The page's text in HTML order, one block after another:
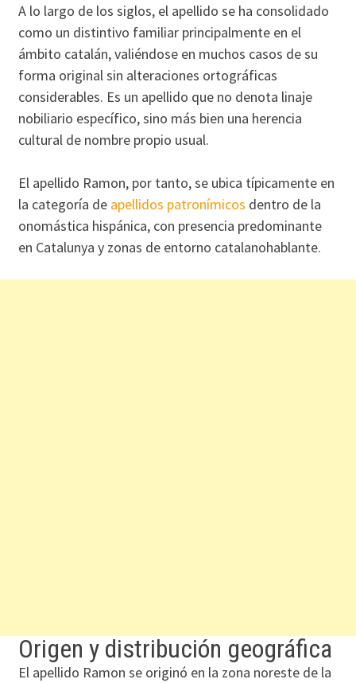
A lo largo de los siglos, el apellido se ha consolidado
como un distintivo familiar principalmente en el
ámbito catalán, valiéndose en muchos casos de su
forma original sin alteraciones ortográficas
considerables. Es un apellido que no denota linaje
nobiliario específico, sino más bien una herencia
cultural de nombre propio usual.
El apellido Ramon, por tanto, se ubica típicamente en
la categoría de apellidos patronímicos dentro de la
onomástica hispánica, con presencia predominante
en Catalunya y zonas de entorno catalanohablante.
Origen y distribución geográfica
El apellido Ramon se originó en la zona noreste de la